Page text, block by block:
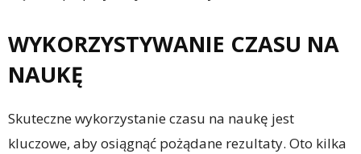
WYKORZYSTYWANIE CZASU NA
NAUKĘ
Skuteczne wykorzystanie czasu na naukę jest
kluczowe, aby osiągnąć pożądane rezultaty. Oto kilka